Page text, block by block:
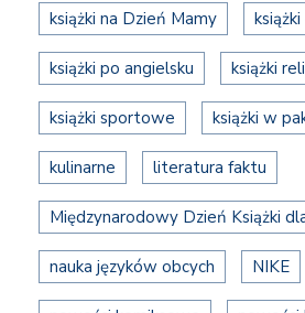
książki na Dzień Mamy
książki po angielsku książki
książki sportowe książki w
kulinarne literatura faktu
Międzynarodowy Dzień Książki
nauka języków obcych NIKE